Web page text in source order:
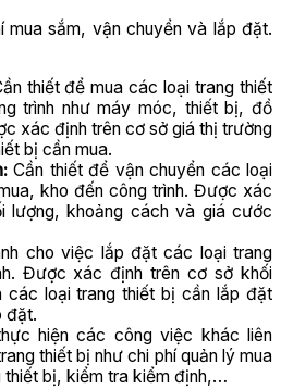
mua sắm, vận chuyển và lắp đặt.
thiết để mua các loại trang thiết
trình như máy móc, thiết bị, đồ
xác định trên cơ sở giá thị trường
bị cần mua.
Cần thiết để vận chuyển các loại
kho đến công trình. Được xác
lượng, khoảng cách và giá cước
cho việc lắp đặt các loại trang
Được xác định trên cơ sở khối
các loại trang thiết bị cần lắp đặt
đặt.
hiện các công việc khác liên
thiết bị như chi phí quản lý mua
thiết bị, kiểm tra kiểm định,…